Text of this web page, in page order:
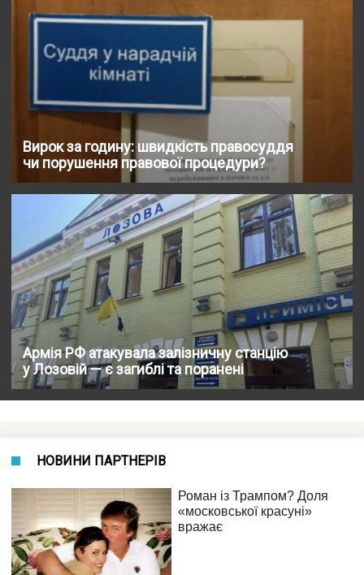
Вирок за годину: швидкість правосуддя
чи порушення правової процедури?
Армія РФ атакувала залізничну станцію
у Лозовій — є загиблі та поранені
НОВИНИ ПАРТНЕРІВ